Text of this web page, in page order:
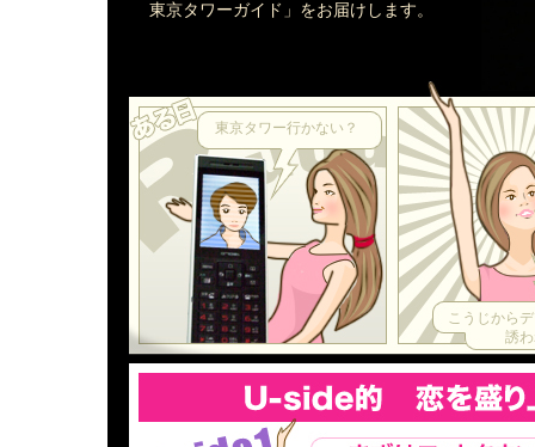
東京タワーガイド」をお届けします。
東京タワー行かない？
こうじから
誘われ